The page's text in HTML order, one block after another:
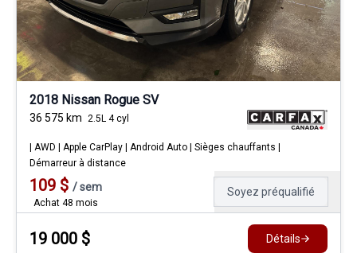
2018 Nissan Rogue SV
36 575 km 2.5L 4 cyl
| AWD | Apple CarPlay | Android Auto | Sièges chauffants |
Démarreur à distance
109 $ /sem
Achat 48 mois
Soyez préqualifié
19 000 $ Détails